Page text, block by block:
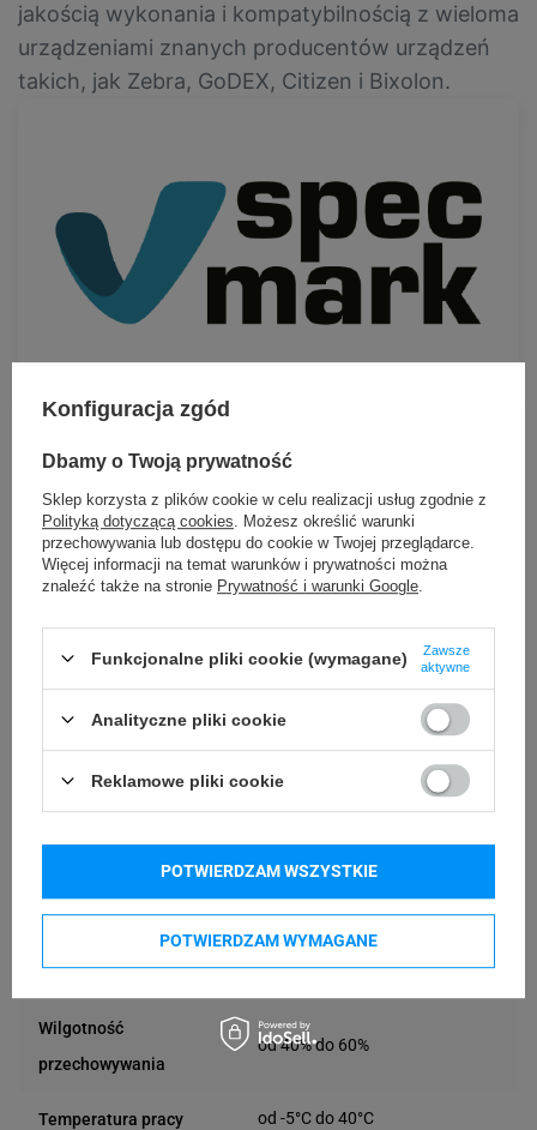
jakością wykonania i kompatybilnością z wieloma
urządzeniami znanych producentów urządzeń
takich, jak Zebra, GoDEX, Citizen i Bixolon.
Przechowywanie rolki
24 miesiące
Temperatura pracy
od -5°C do 40°C
od -5°C do 40°C
od 40°C do 60°C
Specyfikacja
rolce [szt]
500
Technologia druku Termiczna
Wilgotność
przechowywania
od 40% do 60%
Temperatura pracy od -5°C do 40°C
Konfiguracja zgód
Dbamy o Twoją prywatność
Sklep korzysta z plików cookie w celu realizacji usług zgodnie z
Polityką dotyczącą cookies . Możesz określić warunki
przechowywania lub dostępu do cookie w Twojej przeglądarce.
Więcej informacji na temat warunków i prywatności można
znaleźć także na stronie Prywatność i warunki Google
Funkcjonalne pliki cookie (wymagane)
Zawsze
aktywne
Analityczne pliki cookie
Reklamowe pliki cookie
POTWIERDZAM WYMAGANE
POTWIERDZAM WSZYSTKIE